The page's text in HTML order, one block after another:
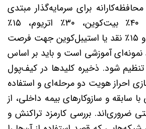
برای سرمایه‌گذار مبتدی
ممکن است شامل ۴۰٪ بیت‌کوین، ۳۰٪ اتریوم، ۱۵٪
توکن‌های زیرساختی و ۱۵٪ نقد یا استیبل‌کوین جهت فرصت
آموزشی است و باید بر اساس
شود. ذخیره کلیدها در کیف‌پول
احراز هویت دو مرحله‌ای و استفاده
سابقه و سازوکارهای بیمه داخلی، از
ضروری‌اند. بررسی کارمزد تراکنش و